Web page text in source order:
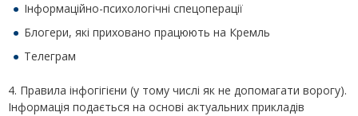
Інформаційно-психологічні спецоперації
Блогери, які приховано працюють на Кремль
Телеграм
4. Правила інфогігієни (у тому числі як не допомагати ворогу).
Інформація подається на основі актуальних прикладів